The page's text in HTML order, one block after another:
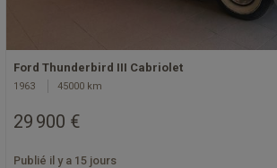
Ford Thunderbird III Cabriolet
1963 45000 km
29 900 €
Publié il y a 15 jours